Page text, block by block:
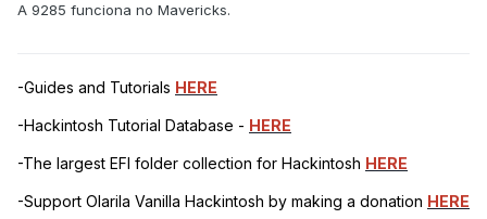
A 9285 funciona no Mavericks.
-Guides and Tutorials HERE
-Hackintosh Tutorial Database - HERE
-The largest EFI folder collection for Hackintosh HERE
-Support Olarila Vanilla Hackintosh by making a donation HERE